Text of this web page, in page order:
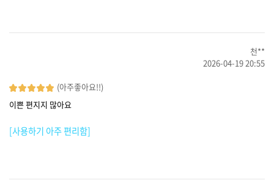
천**
2026-04-19 20:55
(아주좋아요!!)
이쁜 편지지 많아요
[사용하기 아주 편리함]